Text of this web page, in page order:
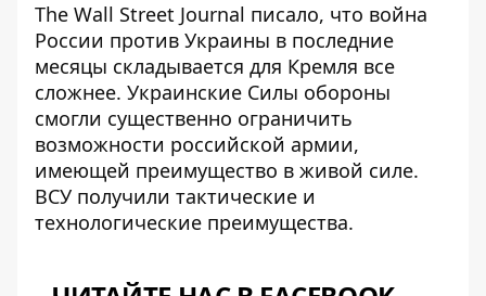
The Wall Street Journal писало, что война
России против Украины в последние
месяцы складывается для Кремля все
сложнее. Украинские Силы обороны
смогли существенно ограничить
возможности российской армии,
имеющей преимущество в живой силе.
ВСУ получили тактические и
технологические преимущества.